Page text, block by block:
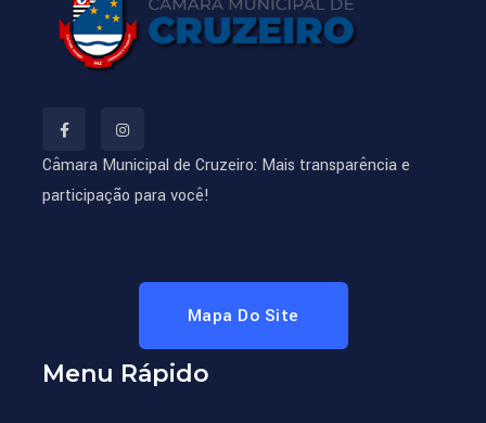
Câmara Municipal de Cruzeiro: Mais transparência e
participação para você!
Mapa Do Site
Menu Rápido